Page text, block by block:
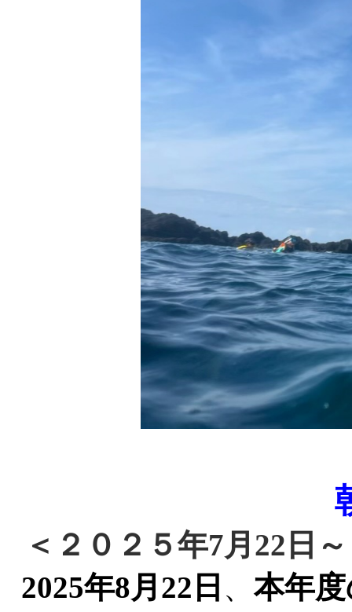
＜２０２５年7月 22 日
2025年8月 22 日 、本年